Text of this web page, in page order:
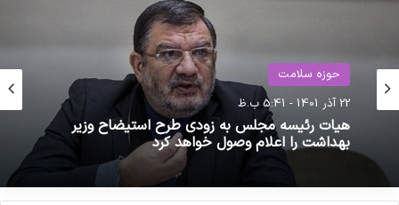
حوزه سلامت
22 آذر 1401 - 5:41 ب.ظ
هیات رئیسه مجلس به زودی طرح استیضاح وزیر
بهداشت را اعلام وصول خواهد کرد
حوزه سلامت
10 خرداد 1401 - 11:32 ق.ظ